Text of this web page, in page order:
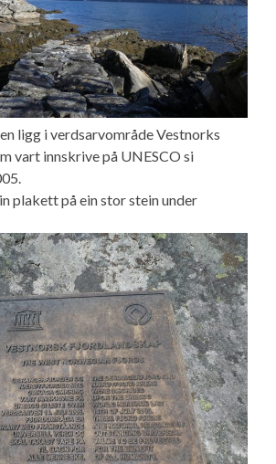
ligg i verdsarvområde Vestnorks
vart innskrive på UNESCO si
plakett på ein stor stein under